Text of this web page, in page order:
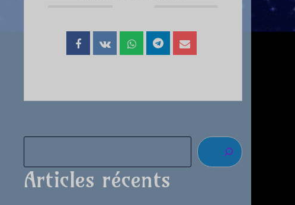
Articles récents